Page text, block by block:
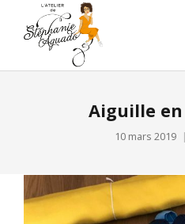
Aiguille en
10 mars 2019